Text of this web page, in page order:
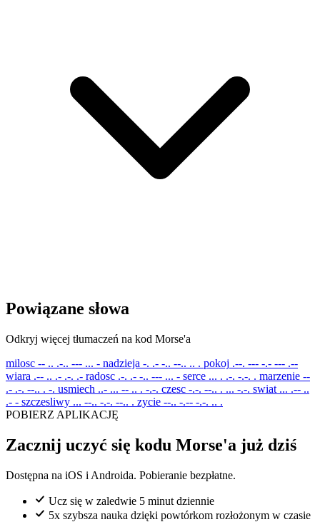
Powiązane słowa
Odkryj więcej tłumaczeń na kod Morse'a
milosc -- .. .-.. --- ... - nadzieja -. .- -.. --.. .. . pokoj .--. --- -.- --- .--
wiara .-- .. .- .-. .- radosc .-. .- -.. --- ... - serce ... . .-. -.-. . marzenie --
.- .-. --.. . -. usmiech ..- ... -- .. . -.-. czesc -.-. --.. . ... -.-. swiat ... .-- ..
.- - szczesliwy ... --.. -.-. --.. . zycie --.. -.-- -.-. .. .
POBIERZ APLIKACJĘ
Zacznij uczyć się kodu Morse'a już dziś
Dostępna na iOS i Androida. Pobieranie bezpłatne.
Ucz się w zaledwie 5 minut dziennie
5x szybsza nauka dzięki powtórkom rozłożonym w czasie